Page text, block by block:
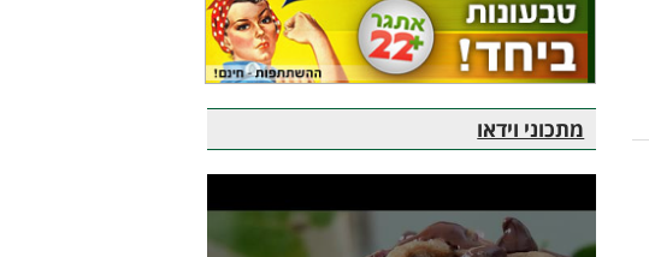
מתכוני וידאו